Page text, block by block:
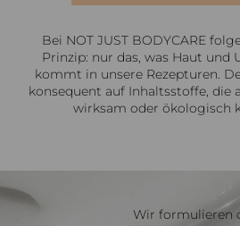
Bei NOT JUST BODYCARE
Prinzip: nur das, was Haut und
kommt in unsere Rezepturen.
konsequent auf Inhaltsstoffe, die
wirksam oder ökologisch
Wir formulieren